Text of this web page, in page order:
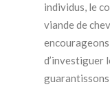
individus, le
viande de
d’investiguer